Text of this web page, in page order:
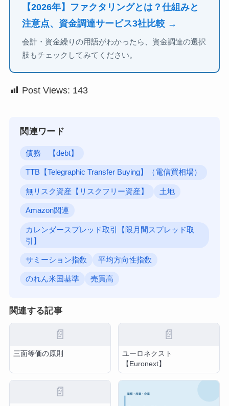
【2026年】ファクタリングとは？仕組みと
注意点、資金調達サービス3社比較 →
会計・資金繰りの用語がわかったら、資金調達の選択
肢もチェックしてみてください。
Post Views: 143
関連ワード
債務 【debt】
TTB【Telegraphic Transfer Buying】（電信買相場）
無リスク資産【リスクフリー資産】 土地
Amazon関連
カレンダースプレッド取引【限月間スプレッド取
引】
サミーション指数 平均方向性指数
のれん米国基準 売買高
関連する記事
📄
三面等価の原則
📄
ユーロネクスト
【Euronext】
📄